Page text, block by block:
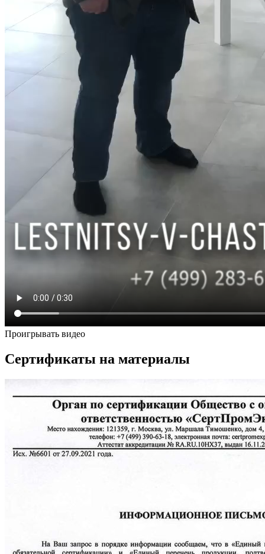
Проигрывать видео
Сертификаты на материалы